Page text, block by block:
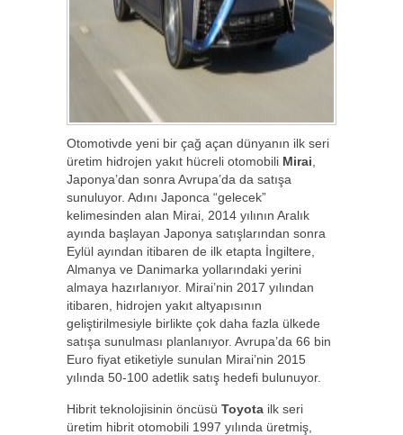
Otomotivde yeni bir çağ açan dünyanın ilk seri
üretim hidrojen yakıt hücreli otomobili Mirai
Japonya’dan sonra Avrupa’da da satışa
sunuluyor. Adını Japonca “gelecek”
kelimesinden alan Mirai, 2014 yılının Aralık
ayında başlayan Japonya satışlarından sonra
Eylül ayından itibaren de ilk etapta İngiltere,
Almanya ve Danimarka yollarındaki yerini
almaya hazırlanıyor. Mirai’nin 2017 yılından
itibaren, hidrojen yakıt altyapısının
geliştirilmesiyle birlikte çok daha fazla ülkede
satışa sunulması planlanıyor. Avrupa’da 66 bin
Euro fiyat etiketiyle sunulan Mirai’nin 2015
yılında 50-100 adetlik satış hedefi bulunuyor.
Hibrit teknolojisinin öncüsü Toyota ilk seri
üretim hibrit otomobili 1997 yılında üretmiş,